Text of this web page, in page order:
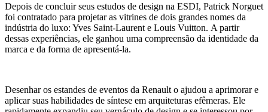
Depois de concluir seus estudos de design na ESDI, Patrick Norguet
foi contratado para projetar as vitrines de dois grandes nomes da
indústria do luxo: Yves Saint-Laurent e Louis Vuitton. A partir
dessas experiências, ele ganhou uma compreensão da identidade da
marca e da forma de apresentá-la.
Desenhar os estandes de eventos da Renault o ajudou a aprimorar e
aplicar suas habilidades de síntese em arquiteturas efêmeras. Ele